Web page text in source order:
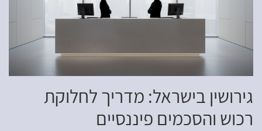
גירושין בישראל: מדריך לחלוקת
רכוש והסכמים פיננסיים